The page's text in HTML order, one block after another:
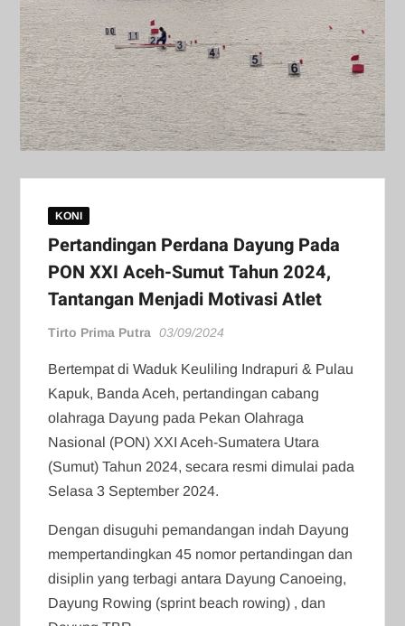
KONI
Pertandingan Perdana Dayung Pada
PON XXI Aceh-Sumut Tahun 2024,
Tantangan Menjadi Motivasi Atlet
Tirto Prima Putra 03/09/2024
Bertempat di Waduk Keuliling Indrapuri & Pulau
Kapuk, Banda Aceh, pertandingan cabang
olahraga Dayung pada Pekan Olahraga
Nasional (PON) XXI Aceh-Sumatera Utara
(Sumut) Tahun 2024, secara resmi dimulai pada
Selasa 3 September 2024.
Dengan disuguhi pemandangan indah Dayung
mempertandingkan 45 nomor pertandingan dan
disiplin yang terbagi antara Dayung Canoeing,
Dayung Rowing (sprint beach rowing) , dan